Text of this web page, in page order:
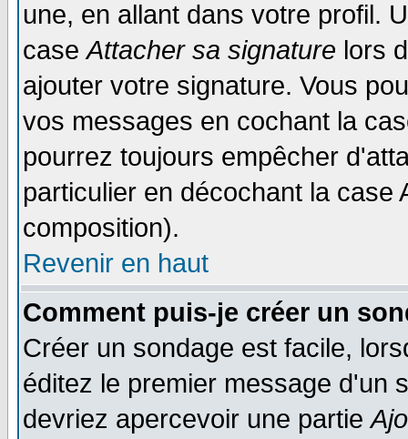
une, en allant dans votre profil.
caseAttacher sa signature lors
ajouter votre signature. Vous
vos messages en cochant la
pourrez toujours empêcher
particulier en décochant la
composition).
Revenir en haut
Comment puis-je créer un
Créer un sondage est facile,
éditez le premier message d'un
devriez apercevoir une partie